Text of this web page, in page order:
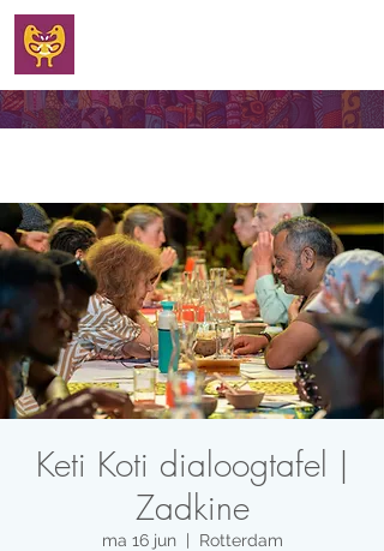
Keti Koti dialoogtafel |
Zadkine
ma 16 jun
  |
Rotterdam